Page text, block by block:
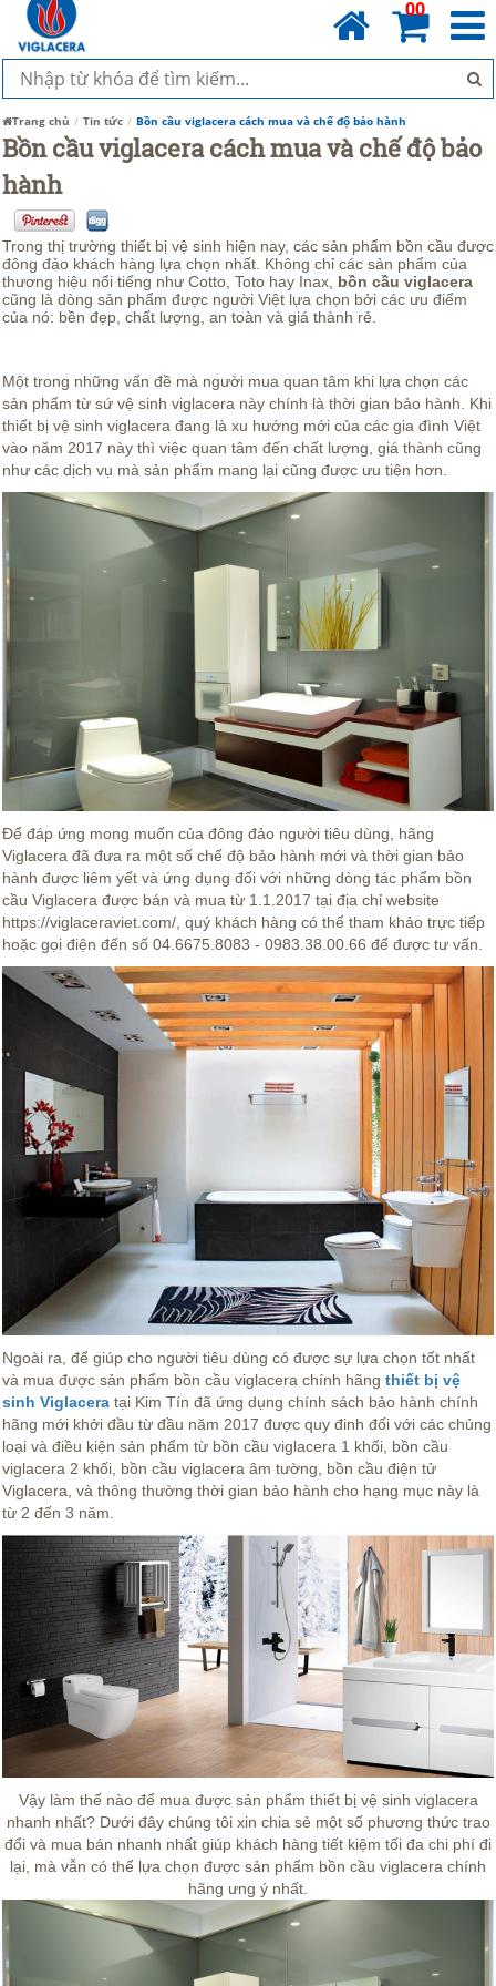
00
Trang chủ Tin tức Bồn cầu viglacera cách mua và chế độ bảo hành
Bồn cầu viglacera cách mua và chế độ bảo
hành
Trong thị trường thiết bị vệ sinh hiện nay, các sản phẩm bồn cầu được
đông đảo khách hàng lựa chọn nhất. Không chỉ các sản phẩm của
thương hiệu nổi tiếng như Cotto, Toto hay Inax, bồn cầu viglacera
cũng là dòng sản phẩm được người Việt lựa chọn bởi các ưu điểm
của nó: bền đẹp, chất lượng, an toàn và giá thành rẻ.
Một trong những vấn đề mà người mua quan tâm khi lựa chọn các
sản phẩm từ sứ vệ sinh viglacera này chính là thời gian bảo hành. Khi
thiết bị vệ sinh viglacera đang là xu hướng mới của các gia đình Việt
vào năm 2017 này thì việc quan tâm đến chất lượng, giá thành cũng
như các dịch vụ mà sản phẩm mang lại cũng được ưu tiên hơn.
Để đáp ứng mong muốn của đông đảo người tiêu dùng, hãng
Viglacera đã đưa ra một số chế độ bảo hành mới và thời gian bảo
hành được liêm yết và ứng dụng đối với những dòng tác phẩm bồn
cầu Viglacera được bán và mua từ 1.1.2017 tại địa chỉ website
https://viglaceraviet.com/, quý khách hàng có thể tham khảo trực tiếp
hoặc gọi điện đến số 04.6675.8083 - 0983.38.00.66 để được tư vấn.
Ngoài ra, để giúp cho người tiêu dùng có được sự lựa chọn tốt nhất
và mua được sản phẩm bồn cầu viglacera chính hãng thiết bị vệ
sinh Viglacera tại Kim Tín đã ứng dụng chính sách bảo hành chính
hãng mới khởi đầu từ đầu năm 2017 được quy đinh đối với các chủng
loại và điều kiện sản phẩm từ bồn cầu viglacera 1 khối, bồn cầu
viglacera 2 khối, bồn cầu viglacera âm tường, bồn cầu điện tử
Viglacera, và thông thường thời gian bảo hành cho hạng mục này là
từ 2 đến 3 năm.
Vậy làm thế nào để mua được sản phẩm thiết bị vệ sinh viglacera
nhanh nhất? Dưới đây chúng tôi xin chia sẻ một số phương thức trao
đổi và mua bán nhanh nhất giúp khách hàng tiết kiệm tối đa chi phí đi
lại, mà vẫn có thể lựa chọn được sản phẩm bồn cầu viglacera chính
hãng ưng ý nhất.